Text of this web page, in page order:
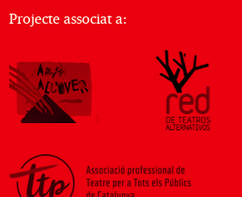
Projecte associat a: